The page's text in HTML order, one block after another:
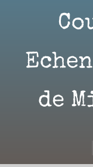
Aire(s)
L’ENVIEde